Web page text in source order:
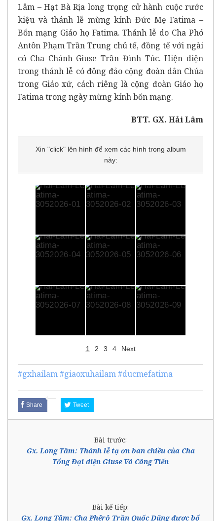
Lâm – Hạt Bà Rịa long trọng cử hành cuộc rước
kiệu và thánh lễ mừng kính Đức Mẹ Fatima –
Bổn mạng Giáo họ Fatima. Thánh lễ do Cha Phó
Antôn Phạm Trần Trung chủ tế, đồng tế với ngài
có Cha Chánh Giuse Trần Đình Túc. Hiện diện
trong thánh lễ có đông đảo cộng đoàn dân Chúa
trong Giáo xứ, cách riêng là cộng đoàn Giáo họ
Fatima trong ngày mừng kính bổn mạng.
BTT. GX. Hải Lâm
Xin "click" lên hình để xem các hình trong album
này:
1 2 3 4 Next
#gxhailam#giaoxuhailam#ducmefatima
Share Tweet
Bài trước:
Gx. Long Tâm: Thánh lễ tạ ơn ban chiều của Cha
Tổng Đại diện Giuse Võ Công Tiến
Bài kế tiếp:
Gx. Long Tâm: Cha Phêrô Trần Quốc Dũng được bổ